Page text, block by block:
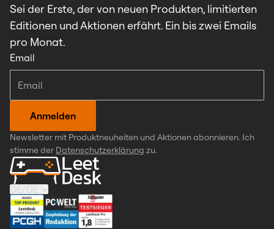
Sei der Erste, der von neuen Produkten, limitierten
Editionen und Aktionen erfährt. Ein bis zwei Emails
pro Monat.
Email
Anmelden
Newsletter mit Produktneuheiten und Aktionen abonnieren. Ich
stimme der Datenschutzerklärung zu.
DE